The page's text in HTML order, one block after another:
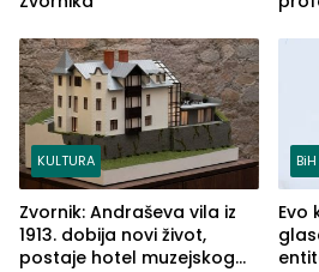
KULTURA
Zvornik: Andraševa vila iz
1913. dobija novi život,
postaje hotel muzejskog
BiH
Evo